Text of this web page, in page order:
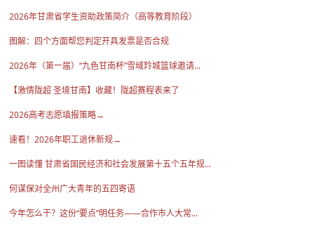
2026年甘肃省学生资助政策简介（高等教育阶段）
图解：四个方面帮您判定开具发票是否合规
2026年（第一届）“九色甘南杯”雪域羚城篮球邀请...
【激情陇超 圣境甘南】收藏！陇超赛程表来了
2026高考志愿填报策略→
速看！2026年职工退休新规→
一图读懂 甘肃省国民经济和社会发展第十五个五年规...
何谋保对全州广大青年的五四寄语
今年怎么干？这份“要点”明任务——合作市人大常...